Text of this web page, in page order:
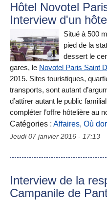
Hôtel Novotel
Interview d'un
Situé à 500
pied de la
dessert le
gares, le Novotel Paris Saint
2015. Sites touristiques,
transports, sont autant
d’attirer autant le public
compléter l’offre hôtelière au
Catégories : Affaires, Où
Jeudi 07 janvier 2016 - 17:13
Interview de la
Campanile de